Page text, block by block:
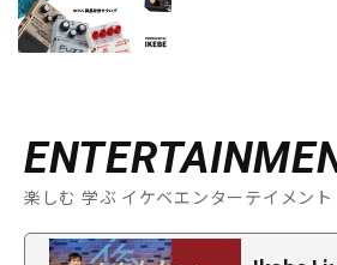
楽しむ 学ぶ イケベエンターテイメント